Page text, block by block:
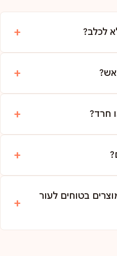
לכלב?
חרד?
בטוחים לעור